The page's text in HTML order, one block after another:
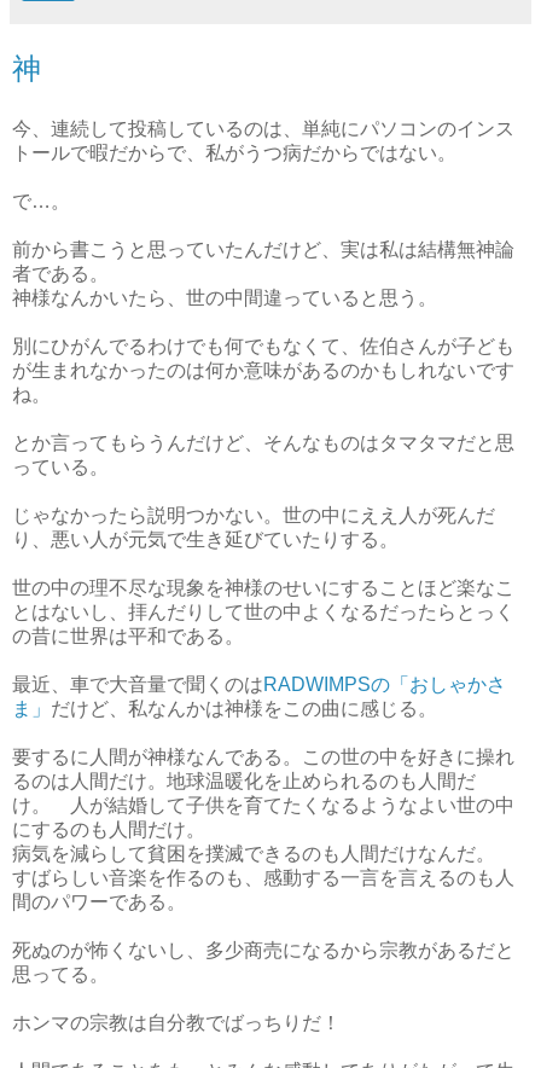
神
今、連続して投稿しているのは、単純にパソコンのインス
トールで暇だからで、私がうつ病だからではない。
で…。
前から書こうと思っていたんだけど、実は私は結構無神論
者である。
神様なんかいたら、世の中間違っていると思う。
別にひがんでるわけでも何でもなくて、佐伯さんが子ども
が生まれなかったのは何か意味があるのかもしれないです
ね。
とか言ってもらうんだけど、そんなものはタマタマだと思
っている。
じゃなかったら説明つかない。世の中にええ人が死んだ
り、悪い人が元気で生き延びていたりする。
世の中の理不尽な現象を神様のせいにすることほど楽なこ
とはないし、拝んだりして世の中よくなるだったらとっく
の昔に世界は平和である。
最近、車で大音量で聞くのはRADWIMPSの「おしゃかさ
ま」 だけど、私なんかは神様をこの曲に感じる。
要するに人間が神様なんである。この世の中を好きに操れ
るのは人間だけ。地球温暖化を止められるのも人間だ
け。 人が結婚して子供を育てたくなるようなよい世の中
にするのも人間だけ。
病気を減らして貧困を撲滅できるのも人間だけなんだ。
すばらしい音楽を作るのも、感動する一言を言えるのも人
間のパワーである。
死ぬのが怖くないし、多少商売になるから宗教があるだと
思ってる。
ホンマの宗教は自分教でばっちりだ！